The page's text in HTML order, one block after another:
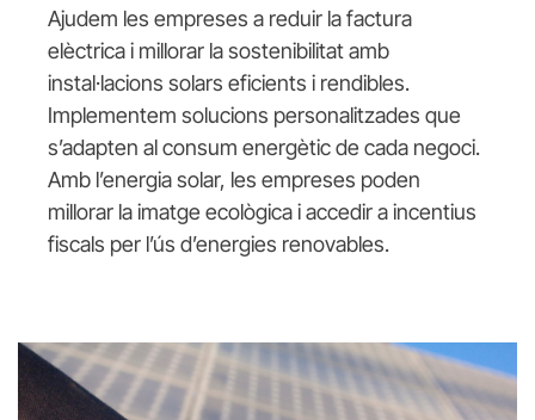
Ajudem les empreses a reduir la factura
elèctrica i millorar la sostenibilitat amb
instal·lacions solars eficients i rendibles.
Implementem solucions personalitzades que
s’adapten al consum energètic de cada negoci.
Amb l’energia solar, les empreses poden
millorar la imatge ecològica i accedir a incentius
fiscals per l’ús d’energies renovables.